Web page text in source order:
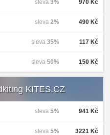
970 Kč
sleva 3%
490 Kč
sleva 2%
117 Kč
sleva 35%
150 Kč
sleva 50%
KITES.CZ
941 Kč
sleva 5%
3221 Kč
sleva 5%